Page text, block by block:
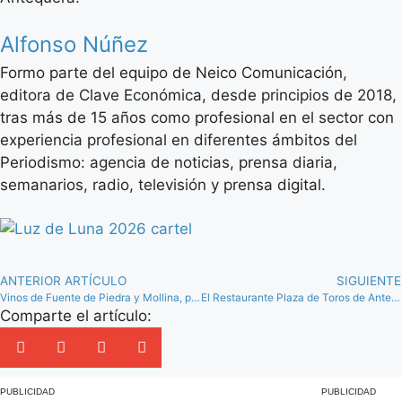
Alfonso Núñez
Formo parte del equipo de Neico Comunicación,
editora de Clave Económica, desde principios de 2018,
tras más de 15 años como profesional en el sector con
experiencia profesional en diferentes ámbitos del
Periodismo: agencia de noticias, prensa diaria,
semanarios, radio, televisión y prensa digital.
ANTERIOR ARTÍCULO
Vinos de Fuente de Piedra y Mollina, premiados en el VI Concurso Sabor a Málaga
SIGUIENTE
El Restaurante Plaza de Toros de Antequera, por cuarto año consecutivo en la Guía Michelín
Comparte el artículo:
PUBLICIDAD PUBLICIDAD